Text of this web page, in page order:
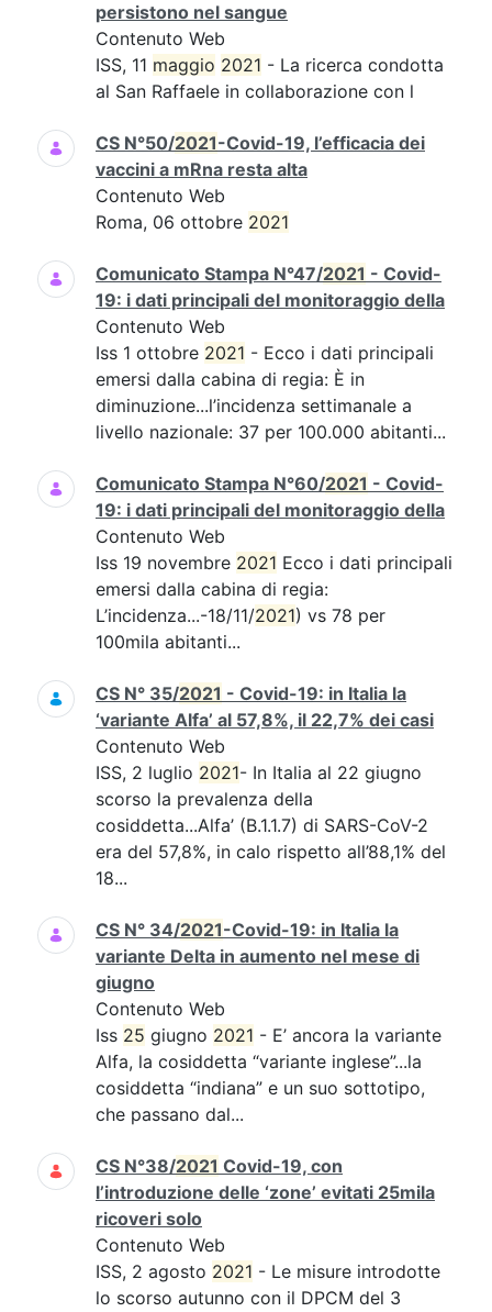
persistono nel sangue
Contenuto Web
ISS, 11 maggio 2021 - La ricerca condotta
al San Raffaele in collaborazione con l
CS N°50/2021-Covid-19, l’efficacia dei
vaccini a mRna resta alta
Contenuto Web
Roma, 06 ottobre 2021
Comunicato Stampa N°47/2021 - Covid-
19: i dati principali del monitoraggio della
Contenuto Web
Iss 1 ottobre 2021 - Ecco i dati principali
emersi dalla cabina di regia: È in
diminuzione...l’incidenza settimanale a
livello nazionale: 37 per 100.000 abitanti...
Comunicato Stampa N°60/2021 - Covid-
19: i dati principali del monitoraggio della
Contenuto Web
Iss 19 novembre 2021 Ecco i dati principali
emersi dalla cabina di regia:
L’incidenza...-18/11/2021) vs 78 per
100mila abitanti...
CS N° 35/2021 - Covid-19: in Italia la
‘variante Alfa’ al 57,8%, il 22,7% dei casi
Contenuto Web
ISS, 2 luglio 2021- In Italia al 22 giugno
scorso la prevalenza della
cosiddetta...Alfa’ (B.1.1.7) di SARS-CoV-2
era del 57,8%, in calo rispetto all’88,1% del
18...
CS N° 34/2021-Covid-19: in Italia la
variante Delta in aumento nel mese di
giugno
Contenuto Web
Iss 25 giugno 2021 - E’ ancora la variante
Alfa, la cosiddetta “variante inglese”...la
cosiddetta “indiana” e un suo sottotipo,
che passano dal...
CS N°38/2021 Covid-19, con
l’introduzione delle ‘zone’ evitati 25mila
ricoveri solo
Contenuto Web
ISS, 2 agosto 2021 - Le misure introdotte
lo scorso autunno con il DPCM del 3